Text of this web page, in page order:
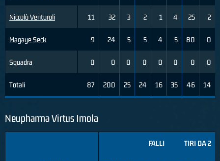
Niccolò Venturoli
Magaye Seck
Squadra
Totali
11 32 3 2 1 4 25 2
9 24 5 5 4 5 80 0
0 0 0 0 0 0 0 0
87 200 25 24 16 35 46 14
Neupharma Virtus Imola
FALLI TIRI DA 2